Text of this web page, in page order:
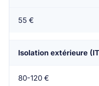
55 €
Isolation extérieure
80-120 €